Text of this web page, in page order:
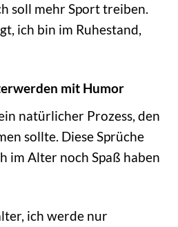
soll mehr Sport treiben.
ich bin im Ruhestand,
mit Humor
natürlicher Prozess, den
sollte. Diese Sprüche
im Alter noch Spaß haben
ich werde nur